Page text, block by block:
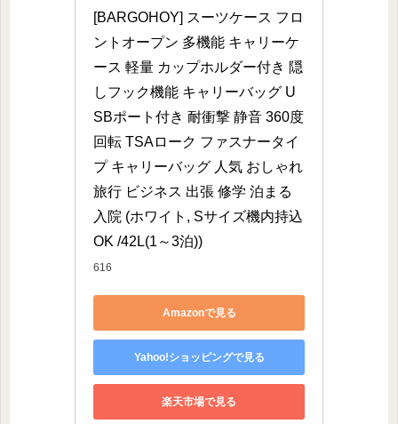
[BARGOHOY] スーツケース フロ
ントオープン 多機能 キャリーケ
ース 軽量 カップホルダー付き 隠
しフック機能 キャリーバッグ U
SBポート付き 耐衝撃 静音 360度
回転 TSAローク ファスナータイ
プ キャリーバッグ 人気 おしゃれ
旅行 ビジネス 出張 修学 泊まる
入院 (ホワイト, Sサイズ機内持込
OK /42L(1～3泊))
616
Amazonで見る
Yahoo!ショッピングで見る
楽天市場で見る